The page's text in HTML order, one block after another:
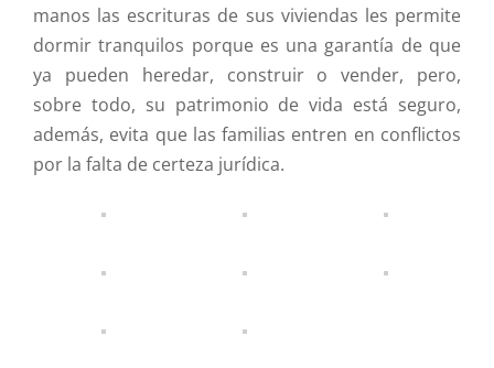
manos las escrituras de sus viviendas les permite
dormir tranquilos porque es una garantía de que
ya pueden heredar, construir o vender, pero,
sobre todo, su patrimonio de vida está seguro,
además, evita que las familias entren en conflictos
por la falta de certeza jurídica.